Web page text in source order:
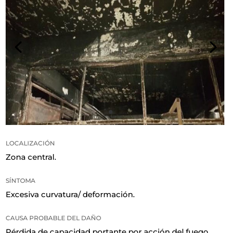
LOCALIZACIÓN
Zona central.
SÍNTOMA
Excesiva curvatura/ deformación.
CAUSA PROBABLE DEL DAÑO